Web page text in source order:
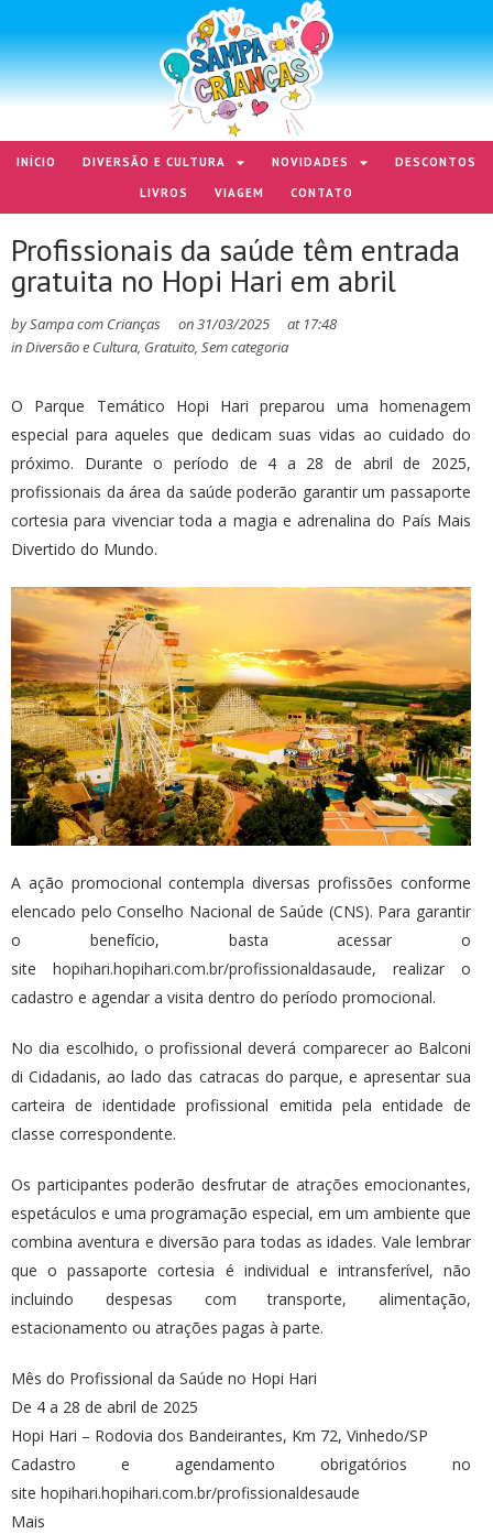
INÍCIO DIVERSÃO E CULTURA NOVIDADES
DESCONTOS
LIVROS
VIAGEM CONTATO
Profissionais da saúde têm entrada
gratuita no Hopi Hari em abril
bySampa com Crianças on31/03/2025 at 17:48
inDiversão e Cultura, Gratuito, Sem categoria
O Parque Temático Hopi Hari preparou uma homenagem
especial para aqueles que dedicam suas vidas ao cuidado do
próximo. Durante o período de 4 a 28 de abril de 2025,
profissionais da área da saúde poderão garantir um passaporte
cortesia para vivenciar toda a magia e adrenalina do País Mais
Divertido do Mundo.
A ação promocional contempla diversas profissões conforme
elencado pelo Conselho Nacional de Saúde (CNS). Para garantir
o benefício, basta acessar o
site hopihari.hopihari.com.br/profissionaldasaude, realizar o
cadastro e agendar a visita dentro do período promocional.
No dia escolhido, o profissional deverá comparecer ao Balconi
di Cidadanis, ao lado das catracas do parque, e apresentar sua
carteira de identidade profissional emitida pela entidade de
classe correspondente.
Os participantes poderão desfrutar de atrações emocionantes,
espetáculos e uma programação especial, em um ambiente que
combina aventura e diversão para todas as idades. Vale lembrar
que o passaporte cortesia é individual e intransferível, não
incluindo despesas com transporte, alimentação,
estacionamento ou atrações pagas à parte.
Mês do Profissional da Saúde no Hopi Hari
De 4 a 28 de abril de 2025
Hopi Hari – Rodovia dos Bandeirantes, Km 72, Vinhedo/SP
Cadastro e agendamento obrigatórios no
site hopihari.hopihari.com.br/profissionaldesaude
Mais